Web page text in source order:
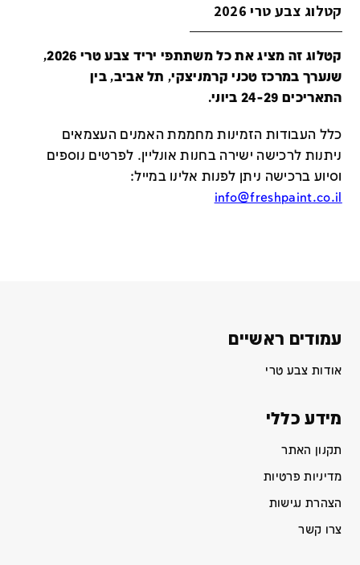
קטלוג צבע טרי 2026
קטלוג זה מציג את כל משתתפי יריד צבע טרי 2026,
שנערך במרכז טכני קרמניצקי, תל אביב, בין
התאריכים 24-29 ביוני.
כלל העבודות הזמינות מחממת האמנים העצמאים
ניתנות לרכישה ישירה בחנות אונליין. לפרטים נוספים
וסיוע ברכישה ניתן לפנות אלינו במייל:
info@freshpaint.co.il
עמודים ראשיים
אודות צבע טרי
מידע כללי
תקנון האתר
מדיניות פרטיות
הצהרת נגישות
צרו קשר